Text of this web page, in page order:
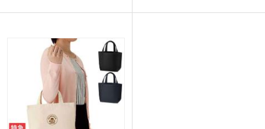
外側にはポケット付きで頻繁に出し入れ
ポケット面に1色・フルカラーの名入れ
ができ、オリジナルのバッグが製作でき
ます。カフェや美容院の周年記念品など
にも喜ばれるノベルティです。
ポケット付きのランチバッグは、スマホ